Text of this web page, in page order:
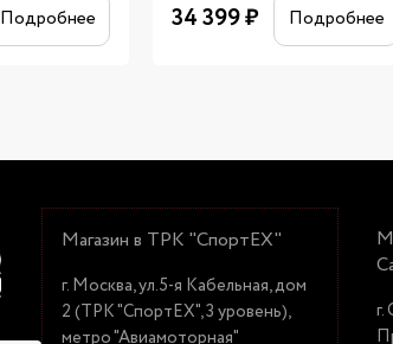
Подробнее 34 399₽ Подробнее
Магазин в ТРК "СпортЕХ"
г. Москва, ул.5-я Кабельная, дом
2 (ТРК "СпортЕХ", 3 уровень),
метро "Авиамоторная"